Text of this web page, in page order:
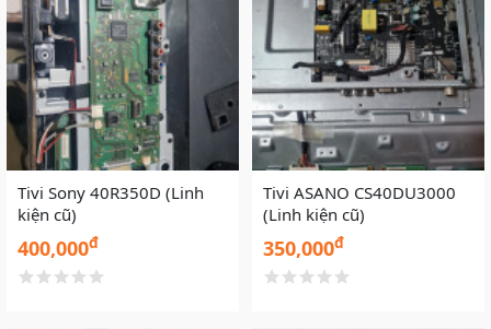
Tivi Sony 40R350D (Linh
kiện cũ)
400,000đ
Tivi ASANO CS40DU3000
(Linh kiện cũ)
350,000đ